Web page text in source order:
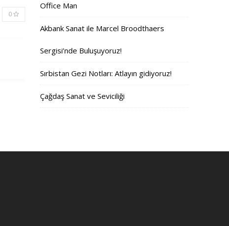
0
Office Man
Akbank Sanat ile Marcel Broodthaers
Sergisi’nde Buluşuyoruz!
Sırbistan Gezi Notları: Atlayın gidiyoruz!
Çağdaş Sanat ve Seviciliği